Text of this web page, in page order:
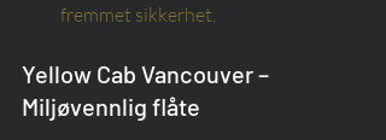
fremmet sikkerhet.
Yellow Cab Vancouver –
Miljøvennlig flåte